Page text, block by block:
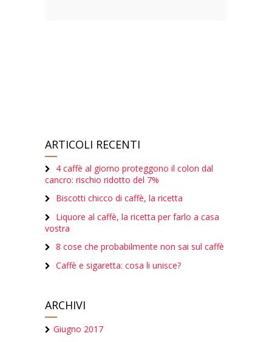
ARTICOLI RECENTI
4 caffè al giorno proteggono il colon dal
cancro: rischio ridotto del 7%
Biscotti chicco di caffè, la ricetta
Liquore al caffè, la ricetta per farlo a casa
vostra
8 cose che probabilmente non sai sul caffè
Caffè e sigaretta: cosa li unisce?
ARCHIVI
Giugno 2017